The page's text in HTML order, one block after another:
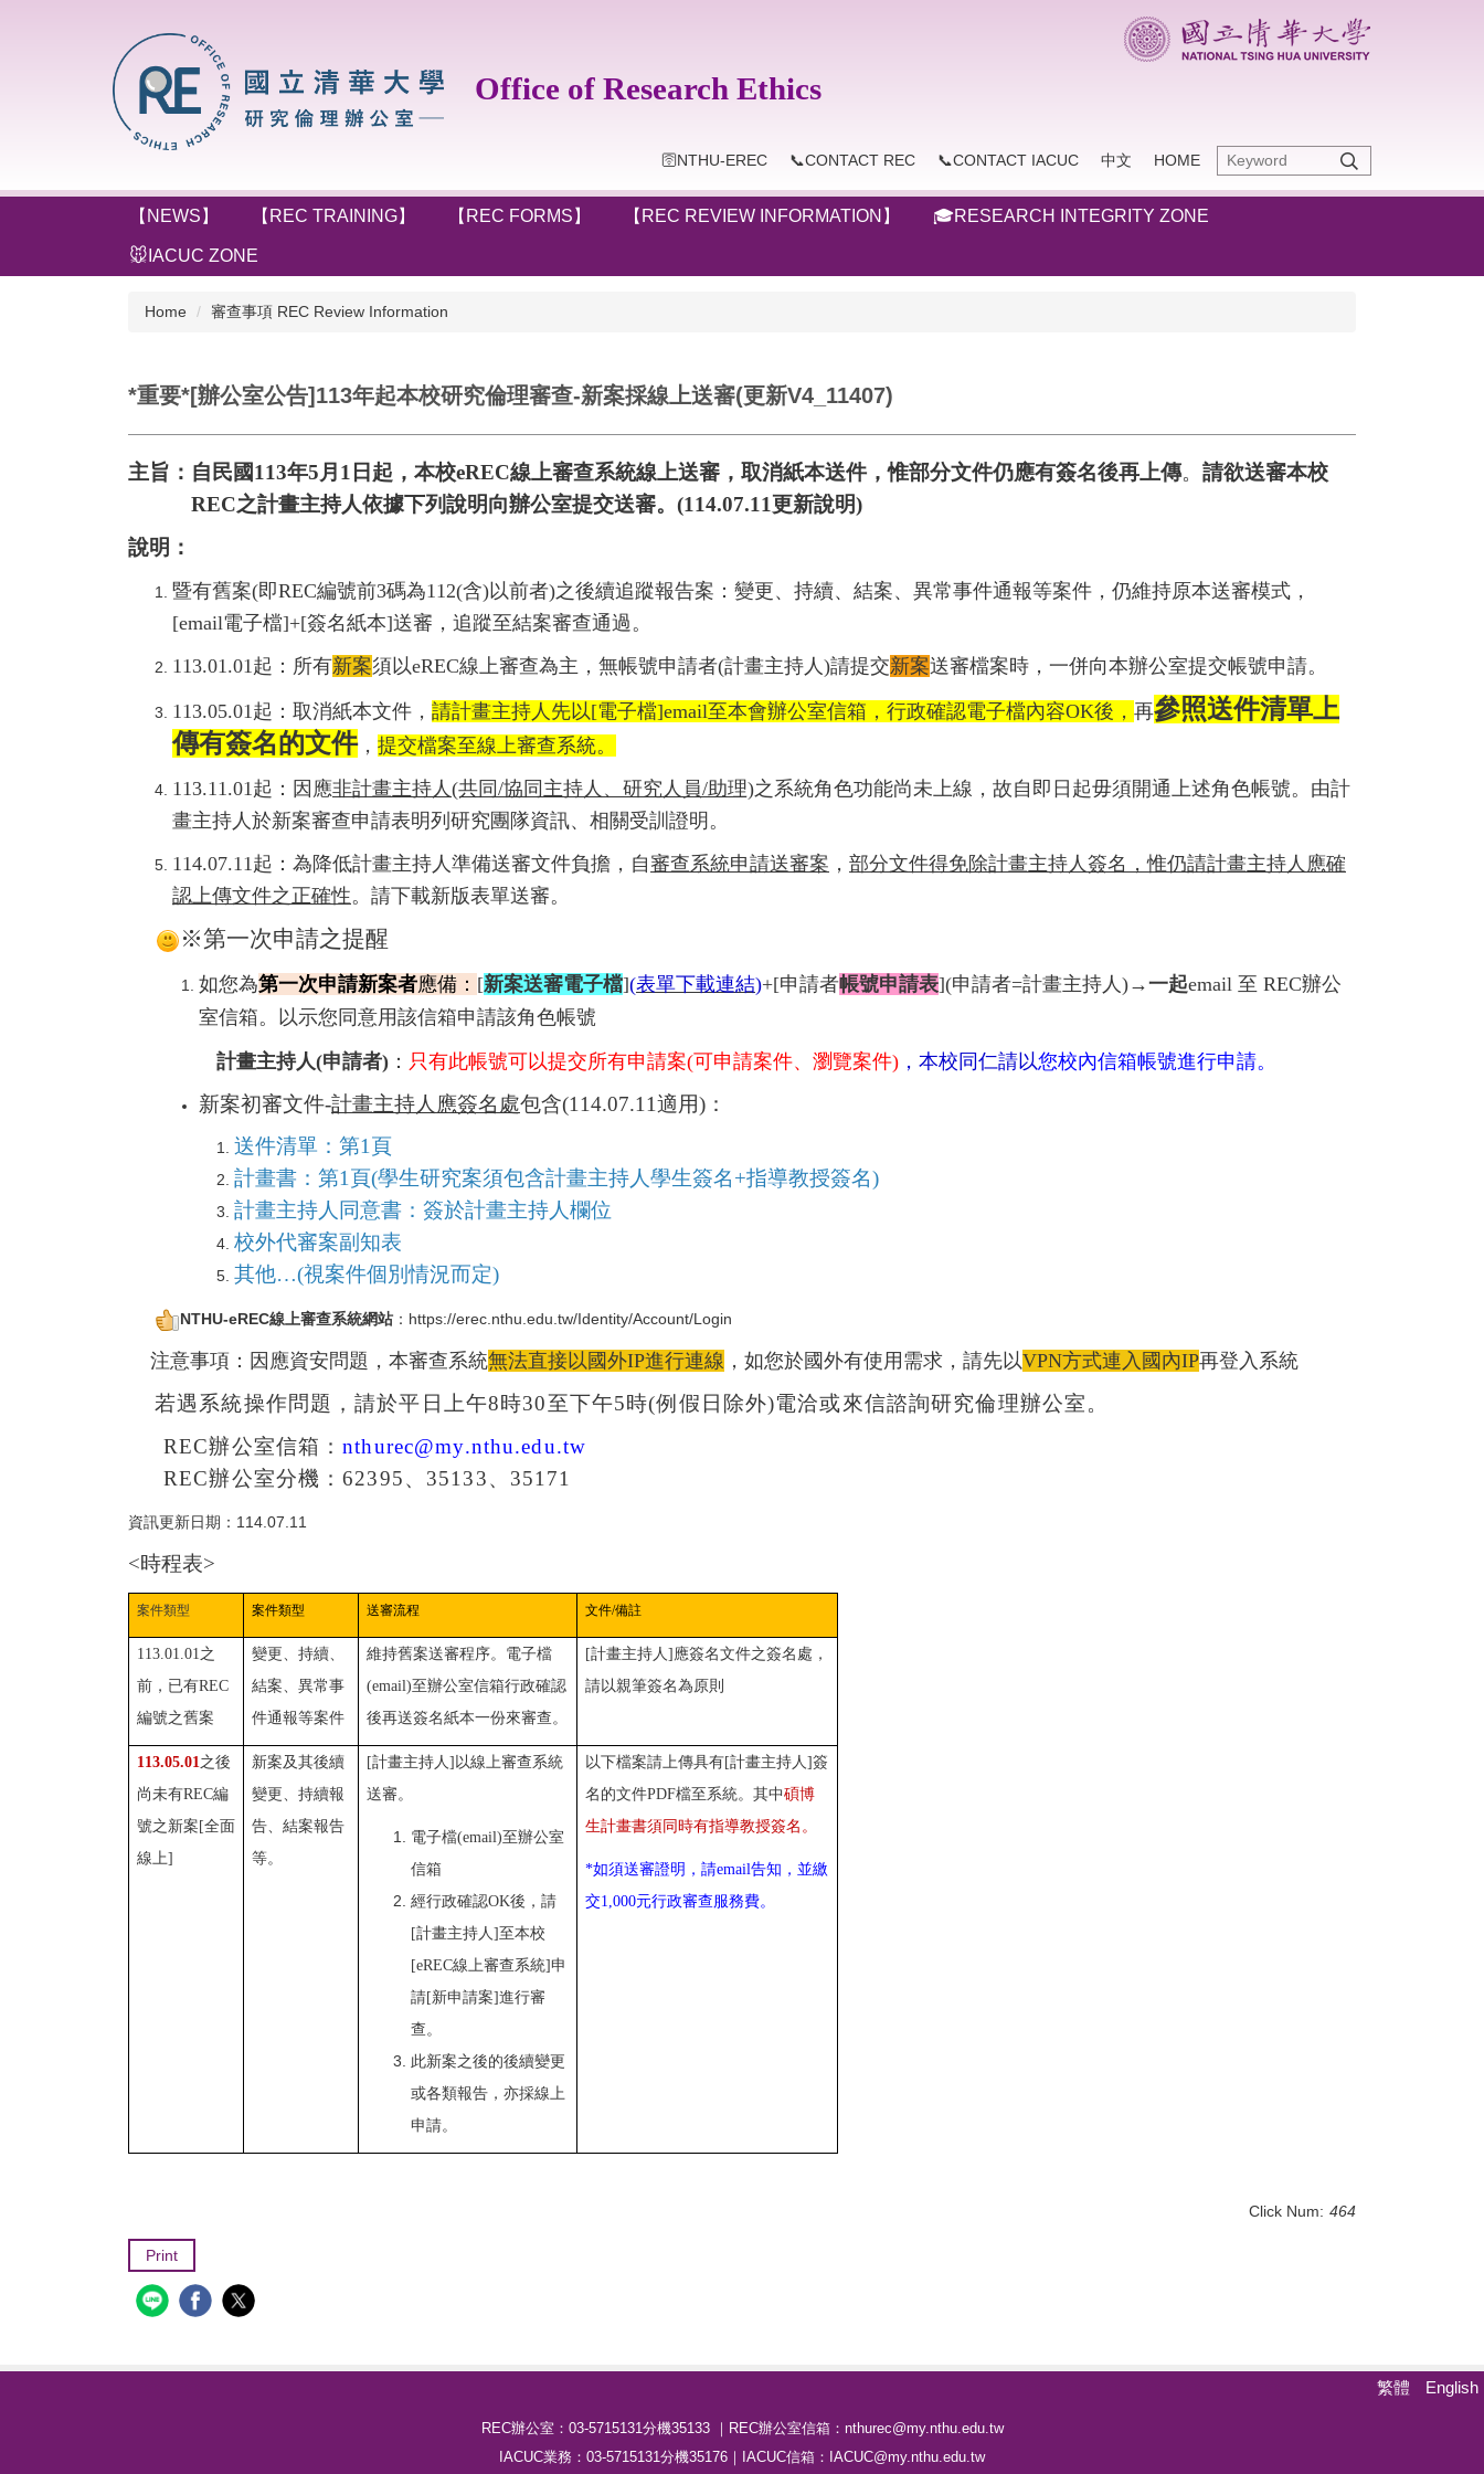
Office of Research Ethics
🛜NTHU-EREC 📞CONTACT REC 📞CONTACT IACUC 中文 HOME
【NEWS】 【REC TRAINING】 【REC FORMS】 【REC REVIEW INFORMATION】 🎓RESEARCH INTEGRITY ZONE
🐭IACUC ZONE
Home 審查事項 REC Review Information
*重要*[辦公室公告]113年起本校研究倫理審查-新案採線上送審(更新V4_11407)
主旨：自民國113年5月 1 日起，本校eREC線上審查系統線上送審，取消紙本送件，惟部分文件仍應有簽名後再上傳。請欲送審本校
REC之計畫主持人依據下列說明向辦公室提交送審。(114.07.11更新說明)
說明：
暨有舊案(即REC編號前3碼為112(含)以前者)之後續追蹤報告案 ：變更、持續、結案、異常事件通報等案件，仍維持原本送審模式，
[email電子檔]+[簽名紙本]送審，追蹤至結案審查通過。
113.01.01起：所有新案須以eREC線上審查為主，無帳號申請者(計畫主持人)請提交新案送審檔案時，一併向本辦公室提交帳號申請。
113.05.01起：取消紙本文件， 請計畫主持人先以[電子檔]email至本會辦公室信箱，行政確認電子檔內容OK後， 再參照送件清單上
傳有簽名的文件， 提交檔案至線上審查系統。
113.11.01起：因應非計畫主持人(共同/協同主持人、研究人員/助理)之系統角色功能尚未上線，故自即日起毋須開通上述角色帳號。 由計
畫主持人於新案審查申請表明列研究團隊資訊、相關受訓證明。
114.07.11起：為降低計畫主持人準備送審文件負擔，自 審查系統申請送審案 ， 部分文件得免除計畫主持人簽名，惟仍請計畫主持人應確
認上傳文件之正確性。請下載新版表單送審。
※第一次申請之提醒
如您為第一次申請新案者應備： [新案送審電子檔](表單下載連結)+[申請者帳號申請表](申請者=計畫主持人)→一起email 至 REC辦公
室信箱。
以示您同意用該信箱申請該角色帳號
計畫主持人(申請者) ： 只有此帳號可以提交所有申請案(可申請案件、瀏覽案件) ，本校同仁請以您校內信箱帳號進行申請。
新案初審文件-計畫主持人應簽名處包含(114.07.11適用)：
送件清單： 第1頁
計畫書：第1頁(學生研究案須包含計畫主持人學生簽名+指導教授簽名)
計畫主持人同意書：簽於計畫主持人欄位
校外代審案副知表
其他…(視案件個別情況而定)
NTHU-eREC線上審查系統網站 ： https://erec.nthu.edu.tw/Identity/Account/Login
注意事項：因應資安問題，本審查系統無法直接以國外IP進行連線 ，如您於國外有使用需求，請先以VPN方式連入國內IP再登入系統
若遇系統操作問題，請於平日上午8時30至下午5時(例假日除外)電洽或來信諮詢研究倫理辦公室。
REC辦公室信箱：nthurec@my.nthu.edu.tw
REC辦公室分機：62395、 35133、 35171
資訊更新日期：114.07.11
<時程表>
案件類型 案件類型 送審流程 文件/備註
113.01.01之
前，已有REC
編號之舊案
變更、持續、
結案、異常事
件通報等案件
維持舊案送審程序。 電子檔
(email)至辦公室信箱行政確認
後再送簽名紙本一份來審查。
[計畫主持人]應簽名文件之簽名處，
請以親筆簽名為原則
113.05.01之後
尚未有REC編
號之新案[全面
線上]
新案及其後續
變更、持續報
告、結案報告
等。
[計畫主持人]以線上審查系統
送審。
電子檔(email)至辦公室
信箱
經行政確認OK後，請
[計畫主持人]至本校
[eREC線上審查系統]申
請[新申請案]進行審
查。
此新案之後的後續變更
或各類報告，亦採線上
申請。
以下檔案請上傳具有[計畫主持人]簽
名的文件PDF檔至系統。其中碩博
生計畫書須同時有指導教授簽名。
*如須送審證明，請email告知，並繳
交1,000元行政審查服務費。
Click Num: 464
Print
繁體 English
REC辦公室：03-5715131分機35133 ｜REC辦公室信箱：nthurec@my.nthu.edu.tw
IACUC業務：03-5715131分機35176｜IACUC信箱：IACUC@my.nthu.edu.tw